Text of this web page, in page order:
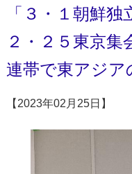
「３・１朝鮮
２・２５東京
連帯で東アジア
【2023年02月25日】